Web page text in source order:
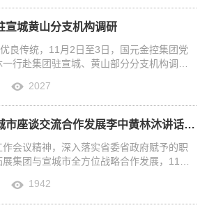
陈旭阳优秀奖：《梦想的模样》 国元资本
江程《万疆》 国元信托 程政《如愿》 国元
资本 陆玉洁、陈富柳《最长的电影》 国元
祖国》 国元资本 吴飞洋、杜军、万竞《篇
王艺清优秀组织奖：国元投资
大。他说，作为市场相连、职责使命相同
础扎实、前景广阔，特别是省投蓬勃向上
。我们将与省投同学习、同贯彻、同落实
省委省政府部署要求，立足国元所能、学
共谋发展，进一步在投融资服务、资产管
化合作内涵、拓宽合作领域、提升合作水
补、共赢发展合作典范，为加快打造“三地
提供有力金融保障。汪世杰、朱秀玉代表双
。省投资集团党委办公室、战略投资部、
路基金、中安创谷主要负责同志，国元金
元信托、国元资本、国元保险、国元投资
展部、资产运营部负责同志参加。
贯彻，带动本单位、本部门在贯彻落实会
贯彻中央金融工作会议精神的执行者、行
强调，一要深刻领悟践行，切实把思想和行
议精神上来。要做到“三个一”，一以贯之学
金融工作重要讲话精神，始终如一坚守金
不苟防范化解金融风险。以服务现代化美好
提升安徽实体经济能级为导向，充分彰显
发展的“主引擎”、服务实体经济特别是构建
险保障的“主力军”、支持中小微企业的“主
彻落实，为“七个强省”建设提供高质量金融
全力当好全省高质量发展的金融“排头兵”，
助力打造“三地一区”、建设“七个强省”；聚
合点，扎实推动投行、区域性股权市场、
等重点工作；锚定目标拼经营，奋力冲刺
涟漪，道路两旁树叶花草五彩斑斓，令人
在简单的热身活动后，大家精神抖擞、兴致
伐阔步向前。在翡翠湖风光秀丽的自然之
的气息、享受着健康运动带来的身心愉
，尽显团结进取、砥砺前行的团队风采，
程中，充满了欢声笑语。活动结束后，大家
动既起到了健体魄、促健康的作用，也达
的，激励大家铆足劲、上满弦，以更加饱
工作中，为集团高质量发展增添动能。
宣城黄山分支机构调研
良传统，11月2日至3日，国元金控集团党
行赴集团驻宣城、黄山部分分支机构调
总经理，集团领导邵文革、魏李翔等参加相
察看国元证券宣城分公司及泾县种墨园
部，国元资本所属国元保险经纪宣城分公
公司及宣州、泾县、歙县支公司等职场环
深入了解各分支机构经营发展和党的建设
的困难问题，并认真听取员工意见建议。
山分支机构工作氛围好、经营业绩优、干
，紧紧围绕省委省政府及驻在地党委政府
综合金融优势，为助力高质量发展提供有
2027
国元金控集团与宣城市座谈交流合作发展李中黄林沐讲话 何淳宽出席
会议精神，深入落实省委省政府赋予的职
集团与宣城市全方位战略合作发展，11月2
召开合作发展座谈交流会，宣城市委书记李
长黄林沐出席并讲话，宣城市委副书记、
团党委副书记、总经理，宣城市委常委、
1942